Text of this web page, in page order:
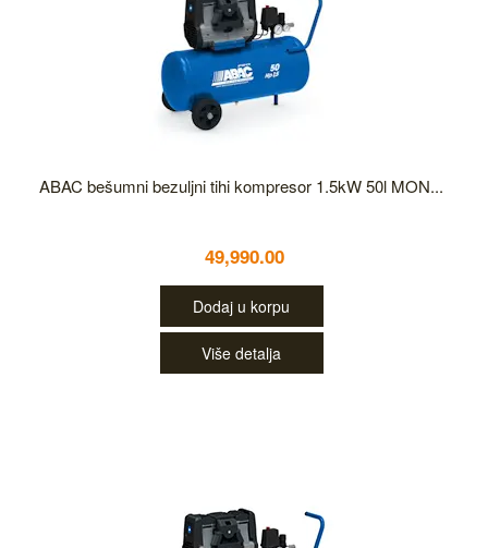
ABAC bešumni bezuljni tihi kompresor 1.5kW 50l MON...
49,990.00
Dodaj u korpu
Više detalja